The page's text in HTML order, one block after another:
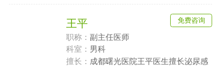
王平
职称：副主任医师
科室： 男科
擅长： 成都曙光医院王平医生擅长泌尿感
免费咨询